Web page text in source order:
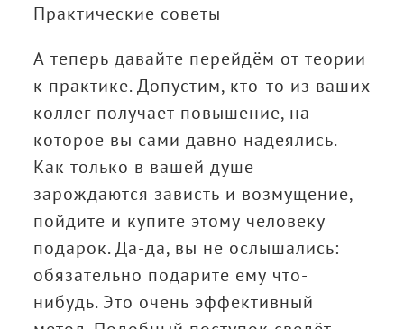
Практические советы
А теперь давайте перейдём от теории
к практике. Допустим, кто-то из ваших
коллег получает повышение, на
которое вы сами давно надеялись.
Как только в вашей душе
зарождаются зависть и возмущение,
пойдите и купите этому человеку
подарок. Да-да, вы не ослышались:
обязательно подарите ему что-
нибудь. Это очень эффективный